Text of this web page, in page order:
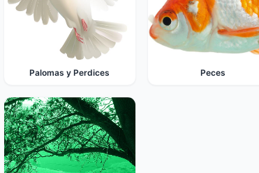
Palomas y Perdices Peces